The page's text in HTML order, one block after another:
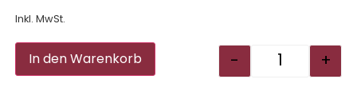
Inkl. MwSt.
- +
In den Warenkorb Alternative: